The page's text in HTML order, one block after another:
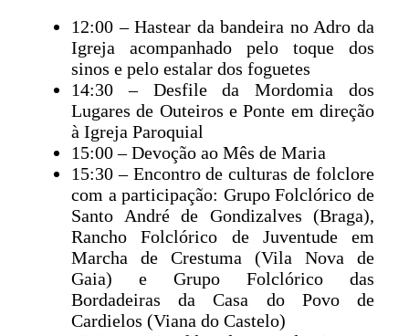
12:00 – Hastear da bandeira no Adro da
Igreja acompanhado pelo toque dos
sinos e pelo estalar dos foguetes
14:30 – Desfile da Mordomia dos
Lugares de Outeiros e Ponte em direção
à Igreja Paroquial
15:00 – Devoção ao Mês de Maria
15:30 – Encontro de culturas de folclore
com a participação: Grupo Folclórico de
Santo André de Gondizalves (Braga),
Rancho Folclórico de Juventude em
Marcha de Crestuma (Vila Nova de
Gaia) e Grupo Folclórico das
Bordadeiras da Casa do Povo de
Cardielos (Viana do Castelo)